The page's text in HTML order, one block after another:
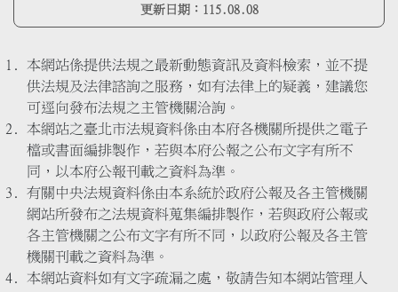
更新日期： 115.08.08
本網站係提供法規之最新動態資訊及資料檢索，並不提
供法規及法律諮詢之服務，如有法律上的疑義，建議您
可逕向發布法規之主管機關洽詢。
本網站之臺北市法規資料係由本府各機關所提供之電子
檔或書面編排製作，若與本府公報之公布文字有所不
同，以本府公報刊載之資料為準。
有關中央法規資料係由本系統於政府公報及各主管機關
網站所發布之法規資料蒐集編排製作，若與政府公報或
各主管機關之公布文字有所不同，以政府公報及各主管
機關刊載之資料為準。
本網站資料如有文字疏漏之處，敬請告知本網站管理人